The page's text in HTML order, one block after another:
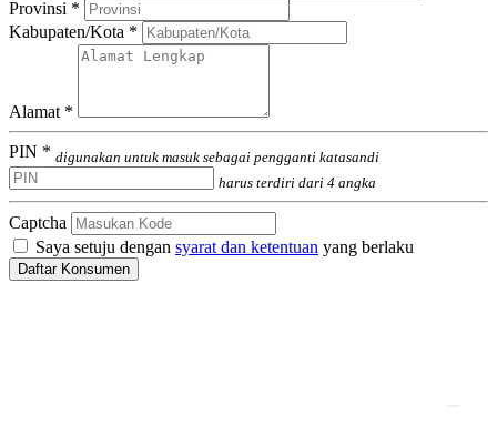
Provinsi *
Kabupaten/Kota *
Alamat *
PIN * digunakan untuk masuk sebagai pengganti katasandi
harus terdiri dari 4 angka
Captcha
Saya setuju dengan syarat dan ketentuan yang berlaku
Daftar Konsumen